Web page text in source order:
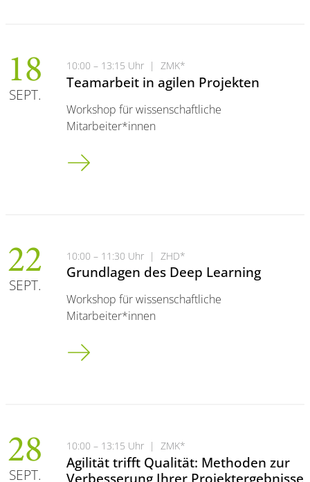
18
SEPT.
10:00 – 13:15 Uhr | ZMK*
Teamarbeit in agilen Projekten
Workshop für wissenschaftliche
Mitarbeiter*innen
Teamarbeit in agilen Projekten
22
SEPT.
10:00 – 11:30 Uhr | ZHD*
Grundlagen des Deep Learning
Workshop für wissenschaftliche
Mitarbeiter*innen
Grundlagen des Deep Learning
28
SEPT.
10:00 – 13:15 Uhr | ZMK*
Agilität trifft Qualität: Methoden zur
Verbesserung Ihrer Projektergebnisse